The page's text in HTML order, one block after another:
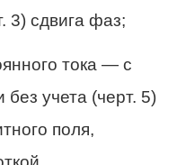
3) сдвига фаз;
тока — с
без учета (черт. 5)
поля,